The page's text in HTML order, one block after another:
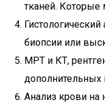
тканей. Которые
биопсии или
МРТ и КТ,
дополнительных
Анализ крови на